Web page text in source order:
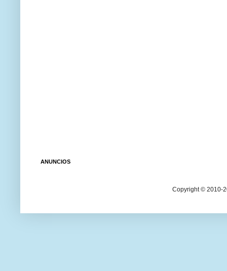
ANUNCIOS
Copyright © 2010-